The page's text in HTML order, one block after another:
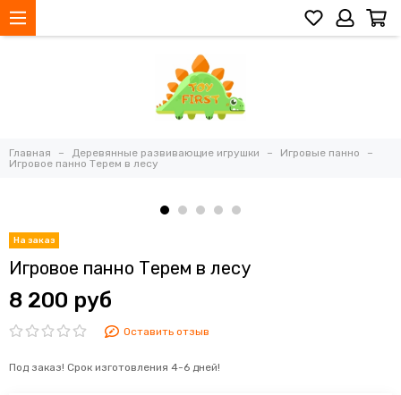
Главная Деревянные развивающие игрушки
Игровые панно
Игровое панно Терем в лесу
Игровое панно Терем в лесу
8 200 руб
Оставить отзыв
Под заказ! Срок изготовления 4-6 дней!